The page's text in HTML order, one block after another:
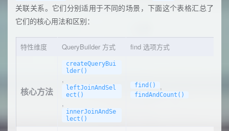
关联关系。它们分别适用于不同的场景，下面这个表格汇总了
它们的核心用法和区别：
特性维度 QueryBuilder 方式 find 选项方式
核心方法
createQueryBui
lder()
,
leftJoinAndSel
ect()
,
innerJoinAndSe
lect()
find() ,
findAndCount()